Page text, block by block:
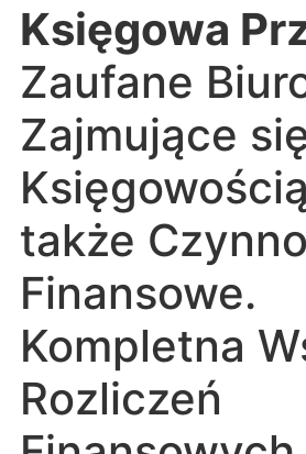
Księgowa
Zaufane
Zajmujące
także
Finansowe.
Kompletna
Rozliczeń